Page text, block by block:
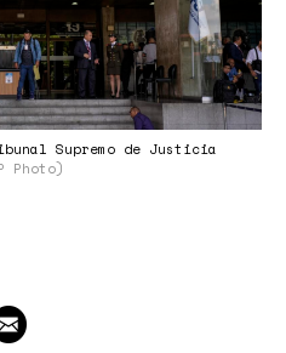
Supremo de Justicia
Photo)